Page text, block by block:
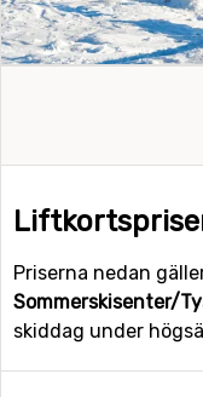
Priserna nedan
Sommerskisenter/
skiddag under